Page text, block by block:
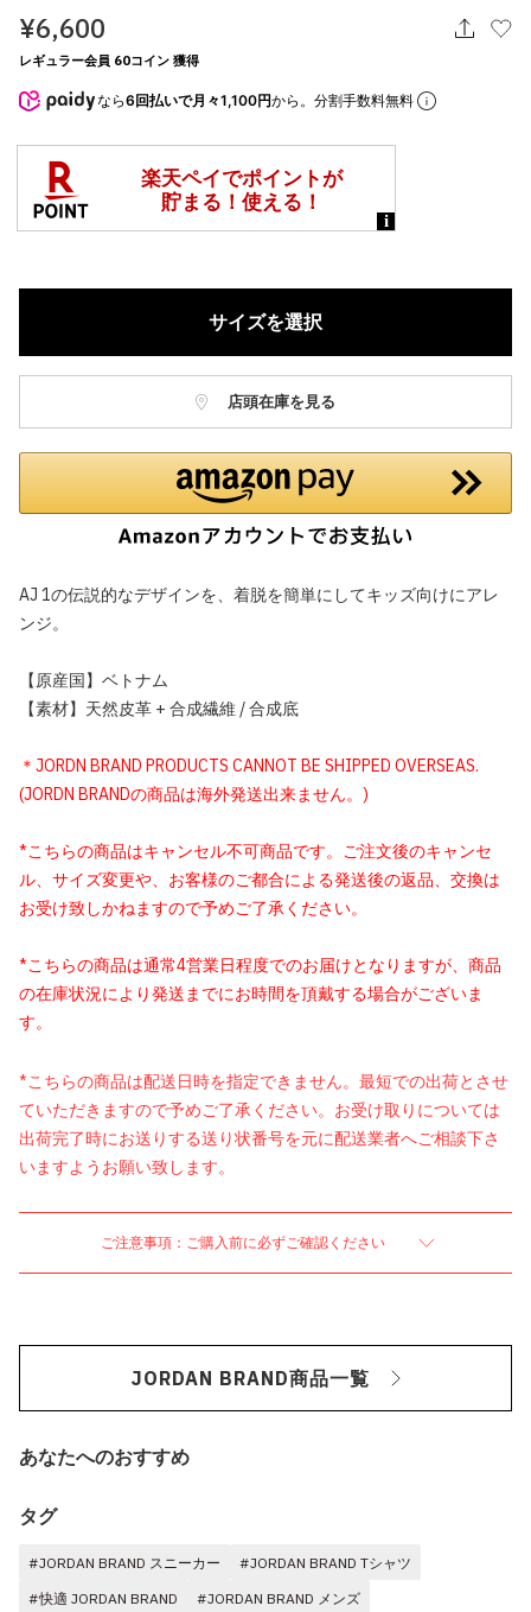
¥6,600
レギュラー会員 60コイン 獲得
なら6回払いで月々1,100円から。分割手数料無料
サイズを選択
店頭在庫を見る
AJ 1の伝説的なデザインを、着脱を簡単にしてキッズ向けにアレ
ンジ。
【原産国】ベトナム
【素材】天然皮革 + 合成繊維 / 合成底
＊JORDN BRAND PRODUCTS CANNOT BE SHIPPED OVERSEAS.
(JORDN BRANDの商品は海外発送出来ません。)
*こちらの商品はキャンセル不可商品です。ご注文後のキャンセ
ル、サイズ変更や、お客様のご都合による発送後の返品、交換は
お受け致しかねますので予めご了承ください。
*こちらの商品は通常4営業日程度でのお届けとなりますが、商品
の在庫状況により発送までにお時間を頂戴する場合がございま
す。
*こちらの商品は配送日時を指定できません。最短での出荷とさせ
ていただきますので予めご了承ください。お受け取りについては
出荷完了時にお送りする送り状番号を元に配送業者へご相談下さ
いますようお願い致します。
ご注意事項：ご購入前に必ずご確認ください
JORDAN BRAND商品一覧
あなたへのおすすめ
タグ
#JORDAN BRAND スニーカー
#JORDAN BRAND Tシャツ
#快適 JORDAN BRAND
#JORDAN BRAND メンズ